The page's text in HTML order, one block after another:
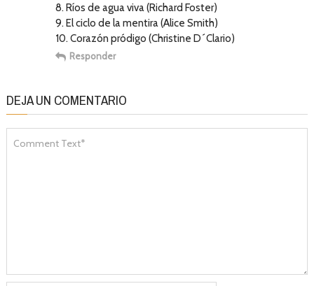
8. Ríos de agua viva (Richard Foster)
9. El ciclo de la mentira (Alice Smith)
10. Corazón pródigo (Christine D´Clario)
Responder
DEJA UN COMENTARIO